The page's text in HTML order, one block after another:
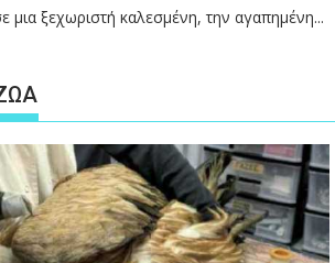
ξεχωριστή καλεσμένη, την αγαπημένη...